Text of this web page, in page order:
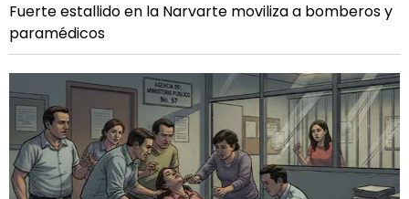
Fuerte estallido en la Narvarte moviliza a bomberos y
paramédicos